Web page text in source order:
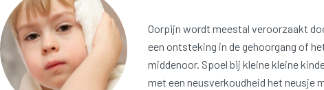
Oorpijn wordt meestal veroorzaakt
een ontsteking in de gehoorgang of
middenoor. Spoel bij kleine kleine
met een neusverkoudheid het neusje